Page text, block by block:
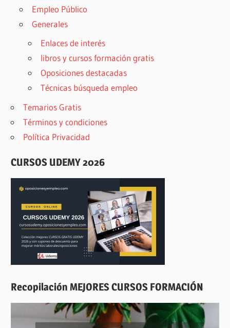
Empleo Público
Generales
Enlaces de interés
libros y cursos formación gratis
Oposiciones destacadas
Técnicas búsqueda empleo
Temarios Gratis
Términos y condiciones
Política Privacidad
CURSOS UDEMY 2026
Recopilación MEJORES CURSOS FORMACIÓN